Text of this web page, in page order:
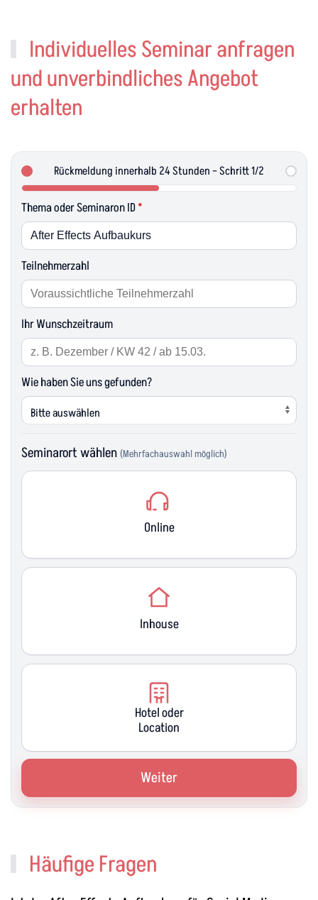
Individuelles Seminar anfragen
und unverbindliches Angebot
erhalten
Rückmeldung innerhalb 24 Stunden – Schritt 1/2
Thema oder Seminaron ID*
Teilnehmerzahl
Ihr Wunschzeitraum
Wie haben Sie uns gefunden?
Seminarort wählen (Mehrfachauswahl möglich)
Online
Inhouse
Hotel oder
Location
Weiter
Häufige Fragen